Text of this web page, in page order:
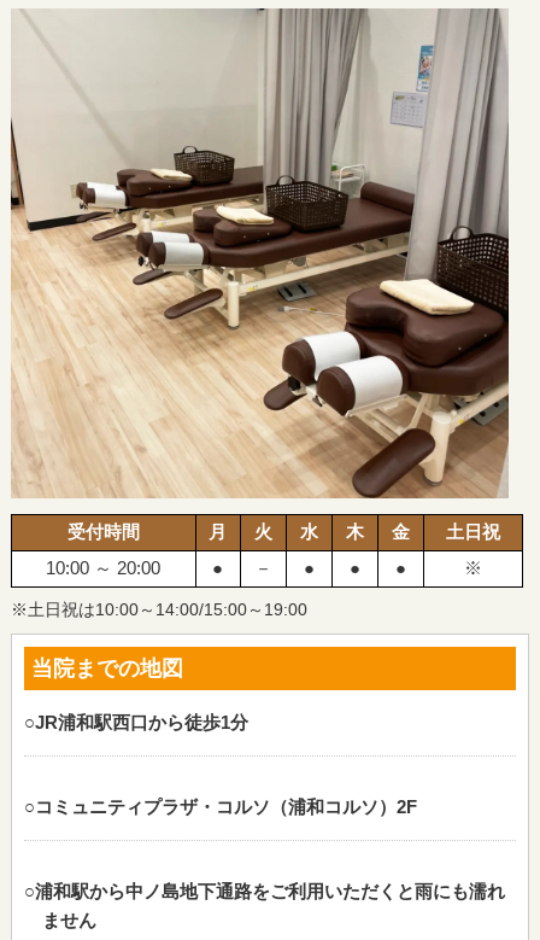
受付時間 月 火 水 木 金
土日祝
10:00 ～ 20:00
● － ● ● ● ※
※土日祝は10:00～14:00/15:00～19:00
当院までの地図
○JR浦和駅西口から徒歩1分
○コミュニティプラザ・コルソ（浦和コルソ）2F
○浦和駅から中ノ島地下通路をご利用いただくと雨にも濡れ
ません